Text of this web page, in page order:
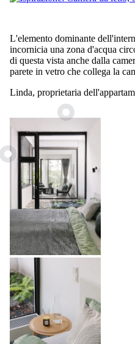
L'elemento dominante
incornicia una zona d'acqua
di questa vista anche dalla
parete in vetro che collega la
Linda, proprietaria